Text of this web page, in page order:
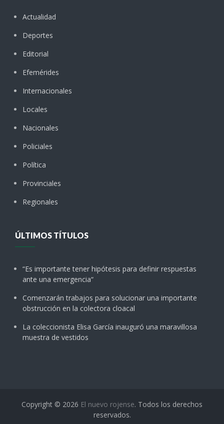
Actualidad
Deportes
Editorial
Efemérides
Internacionales
Locales
Nacionales
Policiales
Política
Provinciales
Regionales
ÚLTIMOS TÍTULOS
“Es importante tener hipótesis para definir respuestas
ante una emergencia“
Comenzarán trabajos para solucionar una importante
obstrucción en la colectora cloacal
La coleccionista Elisa García inauguró una maravillosa
muestra de vestidos
Copyright © 2026 El nuevo rojense. Todos los derechos
reservados.